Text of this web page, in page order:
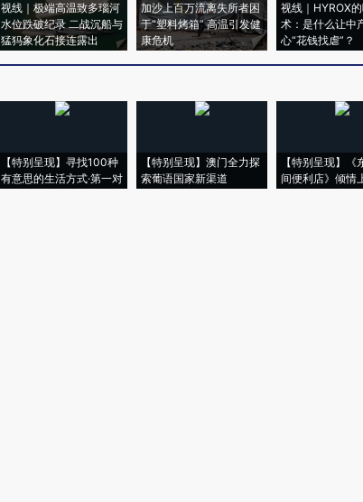
视线｜极端高温致多瑙河
水位跌破纪录 二战沉船与
猛犸象化石接连露出
加沙上百万流离失所者困
于“塑料烤箱” 高温引发健
康危机
视线｜HYROX
术：是什么让中
心“花钱找虐”？
【特别呈现】寻找100种
有意思的生活方式·第一对
【特别呈现】澳门全力探
索葡语国家新渠道
【特别呈现】《
间便利店》倾情